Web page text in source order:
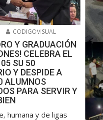
CODIGOVISUAL
Y GRADUACIÓN
CELEBRA EL
SU 50
Y DESPIDE A
ALUMNOS
PARA SERVIR Y
humana y de ligas